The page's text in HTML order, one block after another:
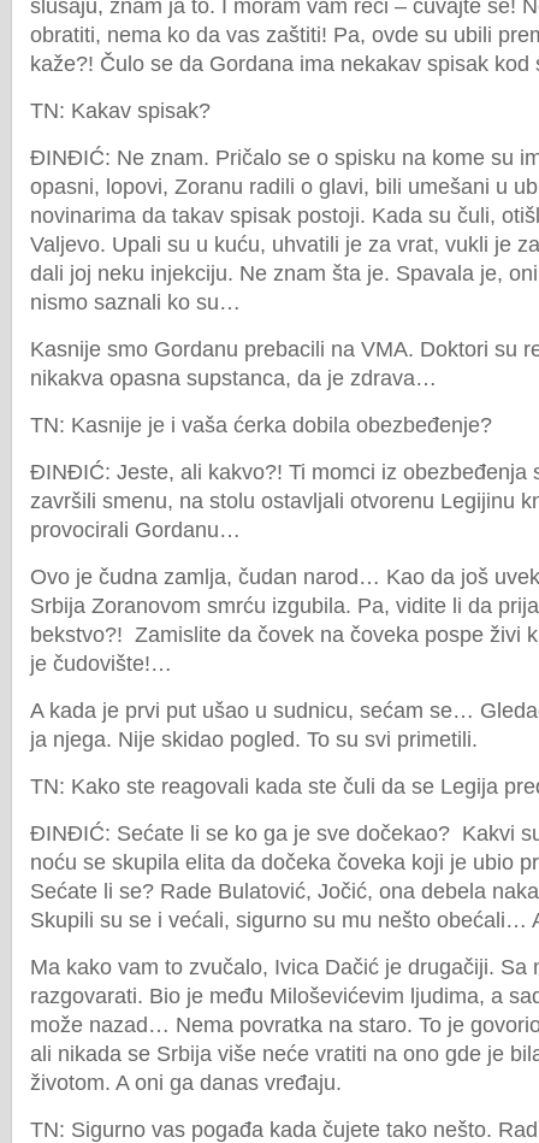
slušaju, znam ja to. I moram vam reći – čuvajte se!
obratiti, nema ko da vas zaštiti! Pa, ovde su ubili
kaže?! Čulo se da Gordana ima nekakav spisak kod
TN: Kakav spisak?
ĐINĐIĆ: Ne znam. Pričalo se o spisku na kome su
opasni, lopovi, Zoranu radili o glavi, bili umešani u
novinarima da takav spisak postoji. Kada su čuli,
Valjevo. Upali su u kuću, uhvatili je za vrat, vukli je
dali joj neku injekciju. Ne znam šta je. Spavala je,
nismo saznali ko su…
Kasnije smo Gordanu prebacili na VMA. Doktori su
nikakva opasna supstanca, da je zdrava…
TN: Kasnije je i vaša ćerka dobila obezbeđenje?
ĐINĐIĆ: Jeste, ali kakvo?! Ti momci iz obezbeđenja
završili smenu, na stolu ostavljali otvorenu Legijinu
provocirali Gordanu…
Ovo je čudna zamlja, čudan narod… Kao da još
Srbija Zoranovom smrću izgubila. Pa, vidite li da
bekstvo?! Zamislite da čovek na čoveka pospe živi
je čudovište!…
A kada je prvi put ušao u sudnicu, sećam se…
ja njega. Nije skidao pogled. To su svi primetili.
TN: Kako ste reagovali kada ste čuli da se Legija
ĐINĐIĆ: Sećate li se ko ga je sve dočekao? Kakvi
noću se skupila elita da dočeka čoveka koji je ubio
Sećate li se? Rade Bulatović, Jočić, ona debela
Skupili su se i većali, sigurno su mu nešto obećali…
Ma kako vam to zvučalo, Ivica Dačić je drugačiji. Sa
razgovarati. Bio je među Miloševićevim ljudima, a
može nazad… Nema povratka na staro. To je
ali nikada se Srbija više neće vratiti na ono gde je
životom. A oni ga danas vređaju.
TN: Sigurno vas pogađa kada čujete tako nešto.